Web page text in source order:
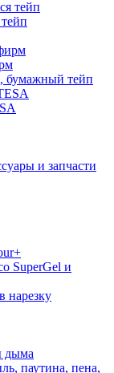
бумажный тейп
и запчасти
SuperGel и
нарезку
дыма
паутина, пена,